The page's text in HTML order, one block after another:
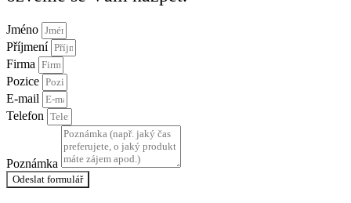
Jméno
Příjmení
Firma
Pozice
E-mail
Telefon
Poznámka
Odeslat formulář